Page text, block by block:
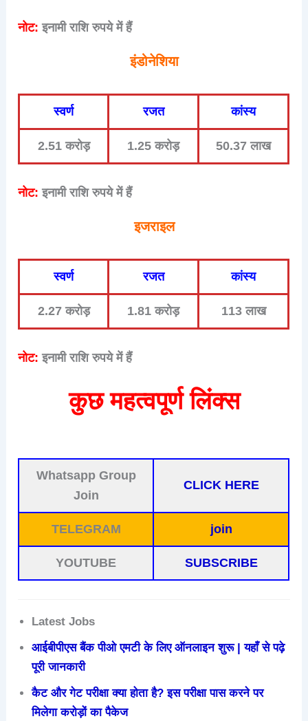
नोट: इनामी राशि रुपये में हैं
इंडोनेशिया
स्वर्ण रजत कांस्य
2.51 करोड़ 1.25 करोड़ 50.37 लाख
नोट: इनामी राशि रुपये में हैं
इजराइल
स्वर्ण रजत कांस्य
2.27 करोड़ 1.81 करोड़ 113 लाख
नोट: इनामी राशि रुपये में हैं
कुछ महत्वपूर्ण लिंक्स
Whatsapp Group
Join
CLICK HERE
TELEGRAM join
YOUTUBE SUBSCRIBE
Latest Jobs
आईबीपीएस बैंक पीओ एमटी के लिए ऑनलाइन शुरू | यहाँ से पढ़े
पूरी जानकारी
कैट और गेट परीक्षा क्या होता है? इस परीक्षा पास करने पर
मिलेगा करोड़ों का पैकेज